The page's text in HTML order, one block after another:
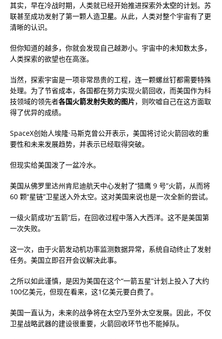
其实，早在冷战时期，人类就已经开始推进探索外太空的计划。苏
联甚至成功发射了第一颗人造卫星。从此，人类对整个宇宙有了更
清晰的认识。
但你知道的越多，你就会发现自己越渺小。宇宙中的未知数太多，
人类探索的欲望也在高涨。
当然，探索宇宙是一项非常昂贵的工程，连一颗螺丝钉都需要特殊
处理。为了节省成本，各国都在努力实现火箭回收，而美国作为科
技领域的领先者各国火箭发射失败的图片，则吹嘘自己在这方面取
得了优异的成绩。
SpaceX创始人埃隆·马斯克曾公开表示，美国将讨论火箭回收的重
要性和未来发展趋势，并表示已经取得突破。
但现实给美国泼了一盆冷水。
美国从佛罗里达州肯尼迪航天中心发射了“猎鹰 9 号”火箭，从而将
60 颗“星链”卫星送入外太空。这对美国来说也是一次全新的尝试。
一级火箭成功“五箭”后，在回收过程中落入大西洋。这不是美国第
一次失败。
这一次，由于火箭发动机功率监测数据异常，系统自动终止了发射
任务。美国立即召开会议解决此事。
之所以如此谨慎，是因为美国在这个“一箭五星”计划上投入了大约
100亿美元，但现在看来，这1亿美元要白费了。
美国一直认为，未来的战争将在太空乃至外太空发展。因此，不仅
卫星战略武器的建设很重要，火箭回收环节也不能掉队。